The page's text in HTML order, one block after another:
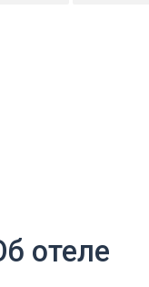
отеле